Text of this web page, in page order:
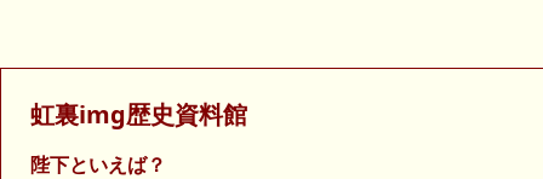
虹裏img歴史資料館
陛下といえば？